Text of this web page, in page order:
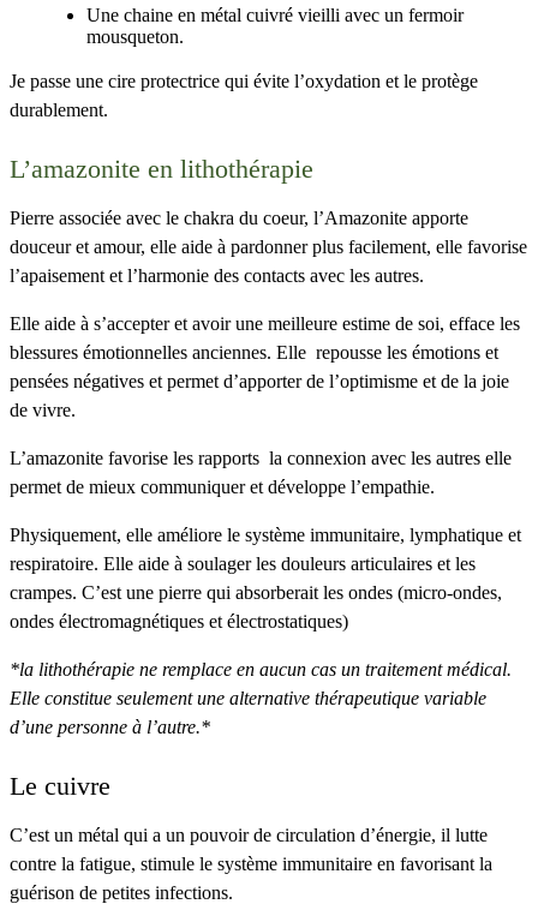
Une chaine en métal cuivré vieilli avec un fermoir
mousqueton.
Je passe une cire protectrice qui évite l’oxydation et le protège
durablement.
L’amazonite en lithothérapie
Pierre associée avec le chakra du coeur, l’Amazonite apporte
douceur et amour, elle aide à pardonner plus facilement, elle favorise
l’apaisement et l’harmonie des contacts avec les autres.
Elle aide à s’accepter et avoir une meilleure estime de soi, efface les
blessures émotionnelles anciennes. Elle repousse les émotions et
pensées négatives et permet d’apporter de l’optimisme et de la joie
de vivre.
L’amazonite favorise les rapports la connexion avec les autres elle
permet de mieux communiquer et développe l’empathie.
Physiquement, elle améliore le système immunitaire, lymphatique et
respiratoire. Elle aide à soulager les douleurs articulaires et les
crampes. C’est une pierre qui absorberait les ondes (micro-ondes,
ondes électromagnétiques et électrostatiques)
*la lithothérapie ne remplace en aucun cas un traitement médical.
Elle constitue seulement une alternative thérapeutique variable
d’une personne à l’autre.*
Le cuivre
C’est un métal qui a un pouvoir de circulation d’énergie, il lutte
contre la fatigue, stimule le système immunitaire en favorisant la
guérison de petites infections.